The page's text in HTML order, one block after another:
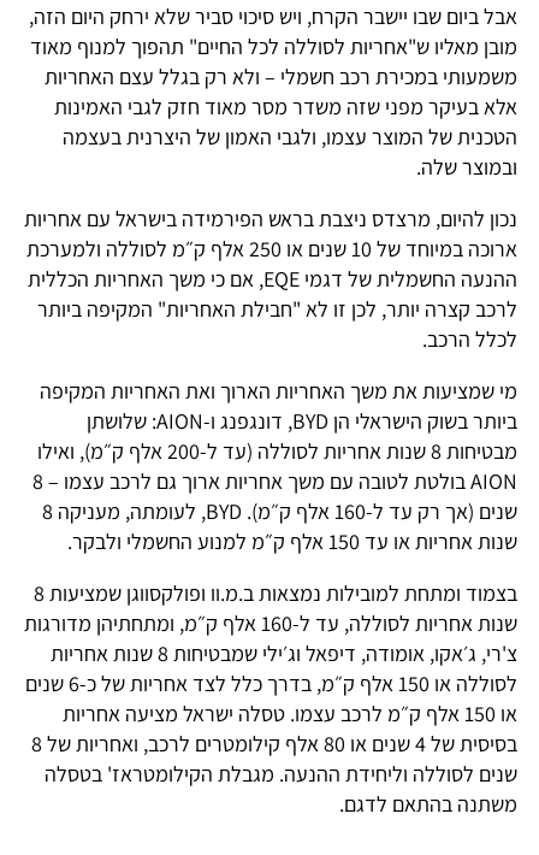
אבל ביום שבו יישבר הקרח, ויש סיכוי סביר שלא ירחק היום הזה,
מובן מאליו ש"אחריות לסוללה לכל החיים" תהפוך למנוף מאוד
משמעותי במכירת רכב חשמלי – ולא רק בגלל עצם האחריות
אלא בעיקר מפני שזה משדר מסר מאוד חזק לגבי האמינות
הטכנית של המוצר עצמו, ולגבי האמון של היצרנית בעצמה
ובמוצר שלה.
נכון להיום, מרצדס ניצבת בראש הפירמידה בישראל עם אחריות
ארוכה במיוחד של 10 שנים או 250 אלף ק״מ לסוללה ולמערכת
ההנעה החשמלית של דגמי EQE, אם כי משך האחריות הכללית
לרכב קצרה יותר, לכן זו לא "חבילת האחריות" המקיפה ביותר
לכלל הרכב.
מי שמציעות את משך האחריות הארוך ואת האחריות המקיפה
ביותר בשוק הישראלי הן BYD, דונגפנג ו-AION: שלושתן
מבטיחות 8 שנות אחריות לסוללה (עד ל-200 אלף ק״מ), ואילו
AION בולטת לטובה עם משך אחריות ארוך גם לרכב עצמו – 8
שנים (אך רק עד ל-160 אלף ק״מ). BYD, לעומתה, מעניקה 8
שנות אחריות או עד 150 אלף ק״מ למנוע החשמלי ולבקר.
בצמוד ומתחת למובילות נמצאות ב.מ.וו ופולקסווגן שמציעות 8
שנות אחריות לסוללה, עד ל-160 אלף ק״מ, ומתחתיהן מדורגות
צ'רי, ג׳אקו, אומודה, דיפאל וג׳ילי שמבטיחות 8 שנות אחריות
לסוללה או 150 אלף ק״מ, בדרך כלל לצד אחריות של כ-6 שנים
או 150 אלף ק״מ לרכב עצמו. טסלה ישראל מציעה אחריות
בסיסית של 4 שנים או 80 אלף קילומטרים לרכב, ואחריות של 8
שנים לסוללה וליחידת ההנעה. מגבלת הקילומטראז' בטסלה
משתנה בהתאם לדגם.